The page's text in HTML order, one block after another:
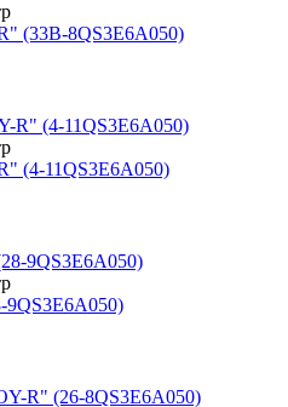
(33В-8QS3E6A050)
(4-11QS3E6A050)